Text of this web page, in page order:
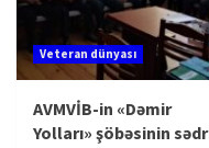
Veteran dünyası
AVMVİB-in «Dəmir
Yolları» şöbəsinin